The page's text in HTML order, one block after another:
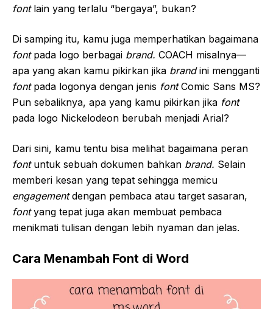
font lain yang terlalu “bergaya”, bukan?
Di samping itu, kamu juga memperhatikan bagaimana
font pada logo berbagai brand. COACH misalnya—
apa yang akan kamu pikirkan jika brandini mengganti
font pada logonya dengan jenis fontComic Sans MS?
Pun sebaliknya, apa yang kamu pikirkan jika font
pada logo Nickelodeon berubah menjadi Arial?
Dari sini, kamu tentu bisa melihat bagaimana peran
font untuk sebuah dokumen bahkan brand. Selain
memberi kesan yang tepat sehingga memicu
engagementdengan pembaca atau target sasaran,
fontyang tepat juga akan membuat pembaca
menikmati tulisan dengan lebih nyaman dan jelas.
Cara Menambah Font di Word